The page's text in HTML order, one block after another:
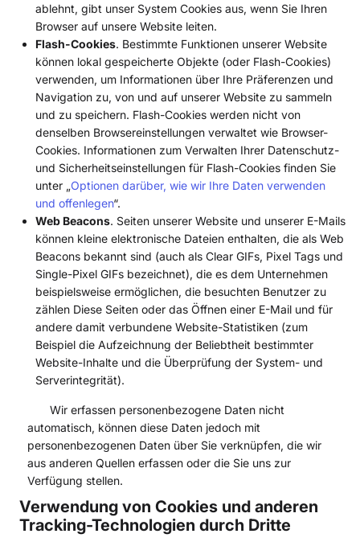
ablehnt, gibt unser System Cookies aus, wenn Sie Ihren
Browser auf unsere Website leiten.
Flash-Cookies. Bestimmte Funktionen unserer Website
können lokal gespeicherte Objekte (oder Flash-Cookies)
verwenden, um Informationen über Ihre Präferenzen und
Navigation zu, von und auf unserer Website zu sammeln
und zu speichern. Flash-Cookies werden nicht von
denselben Browsereinstellungen verwaltet wie Browser-
Cookies. Informationen zum Verwalten Ihrer Datenschutz-
und Sicherheitseinstellungen für Flash-Cookies finden Sie
unter „Optionen darüber, wie wir Ihre Daten verwenden
und offenlegen“.
Web Beacons. Seiten unserer Website und unserer E-Mails
können kleine elektronische Dateien enthalten, die als Web
Beacons bekannt sind (auch als Clear GIFs, Pixel Tags und
Single-Pixel GIFs bezeichnet), die es dem Unternehmen
beispielsweise ermöglichen, die besuchten Benutzer zu
zählen Diese Seiten oder das Öffnen einer E-Mail und für
andere damit verbundene Website-Statistiken (zum
Beispiel die Aufzeichnung der Beliebtheit bestimmter
Website-Inhalte und die Überprüfung der System- und
Serverintegrität).
Wir erfassen personenbezogene Daten nicht
automatisch, können diese Daten jedoch mit
personenbezogenen Daten über Sie verknüpfen, die wir
aus anderen Quellen erfassen oder die Sie uns zur
Verfügung stellen.
Verwendung von Cookies und anderen
Tracking-Technologien durch Dritte